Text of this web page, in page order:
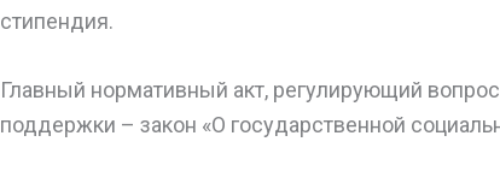
стипендия.
Главный нормативный акт, регулирующий
поддержки – закон «О государственной